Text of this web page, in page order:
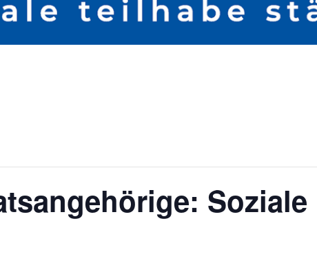
Soziale